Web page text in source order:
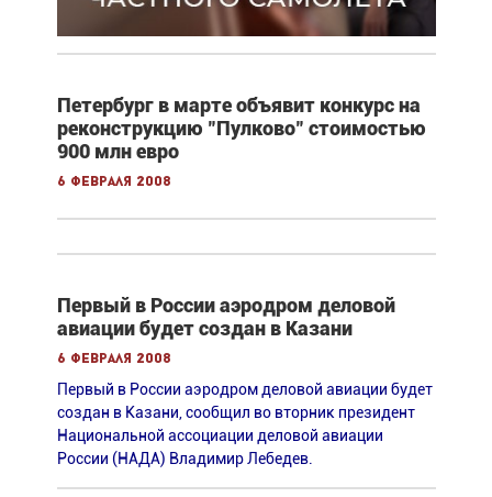
Петербург в марте объявит конкурс на
реконструкцию "Пулково" стоимостью
900 млн евро
6 февраля 2008
Первый в России аэродром деловой
авиации будет создан в Казани
6 февраля 2008
Первый в России аэродром деловой авиации будет
создан в Казани, сообщил во вторник президент
Национальной ассоциации деловой авиации
России (НАДА) Владимир Лебедев.